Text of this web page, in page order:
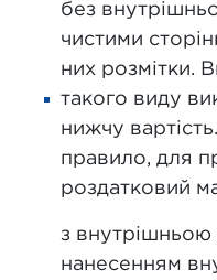
без
чистими
них розмітки.
такого виду
нижчу
правило, для
роздатковий
з внутрішньою
нанесенням